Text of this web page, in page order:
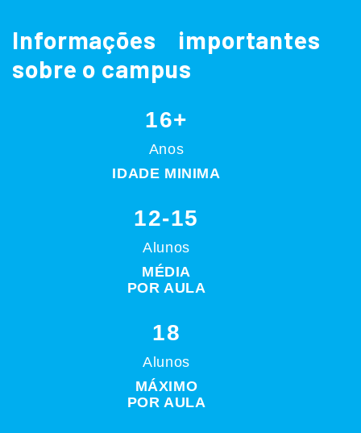
Informações importantes
sobre o campus
16+
Anos
IDADE MINIMA
12-15
Alunos
MÉDIA
POR AULA
18
Alunos
MÁXIMO
POR AULA